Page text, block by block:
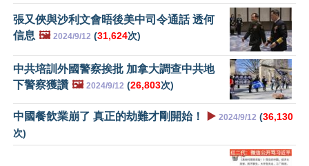
張又俠與沙利文會晤後美中司令通話 透何
信息 🖼️ 2024/9/12 (31,624次)
中共培訓外國警察挨批 加拿大調查中共地
下警察獲讚 🖼️ 2024/9/12 (26,803次)
中國餐飲業崩了 真正的劫難才剛開始！ ▶️ 2024/9/12 (36,130
次)